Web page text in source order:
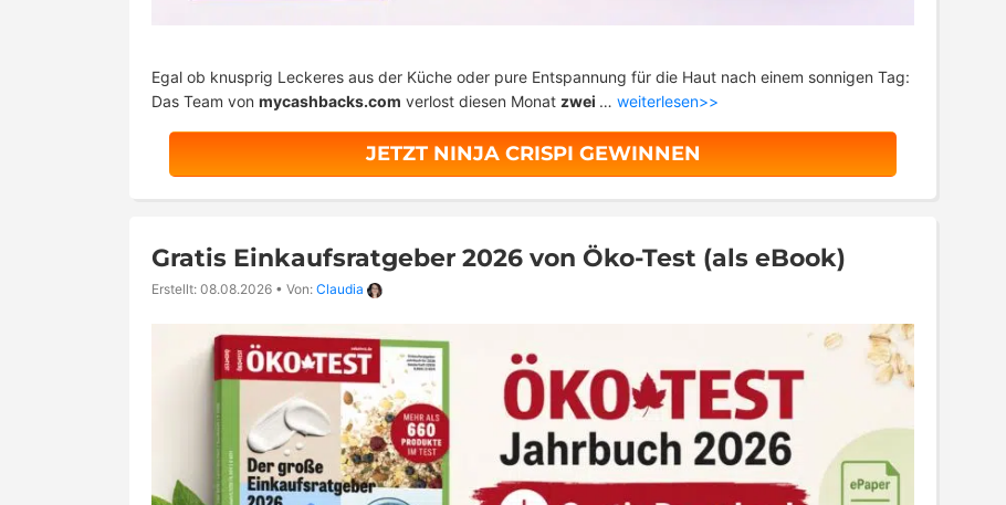
Egal ob knusprig Leckeres aus der Küche oder pure Entspannung für die Haut nach einem sonnigen Tag:
Das Team von mycashbacks.com verlost diesen Monat zwei … weiterlesen>>
JETZT NINJA CRISPI GEWINNEN
Gratis Einkaufsratgeber 2026 von Öko-Test (als eBook)
Erstellt: 08.08.2026 • Von: Claudia